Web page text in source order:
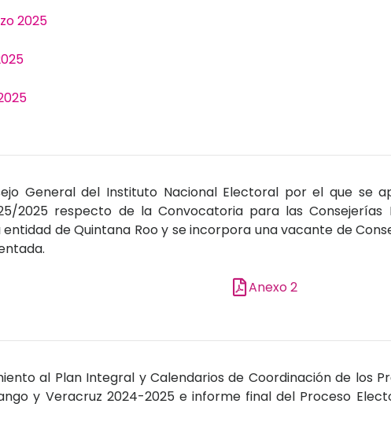
2025
General del Instituto Nacional Electoral por el que se
2025 respecto de la Convocatoria para las Consejerías
entidad de Quintana Roo y se incorpora una vacante de
Anexo 2
al Plan Integral y Calendarios de Coordinación de los
y Veracruz 2024-2025 e informe final del Proceso